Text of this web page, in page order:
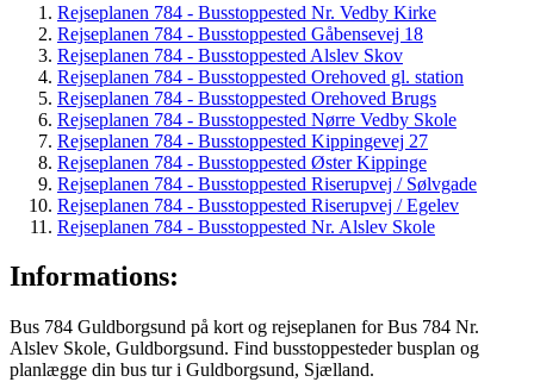
Rejseplanen 784 - Busstoppested Nr. Vedby Kirke
Rejseplanen 784 - Busstoppested Gåbensevej 18
Rejseplanen 784 - Busstoppested Alslev Skov
Rejseplanen 784 - Busstoppested Orehoved gl. station
Rejseplanen 784 - Busstoppested Orehoved Brugs
Rejseplanen 784 - Busstoppested Nørre Vedby Skole
Rejseplanen 784 - Busstoppested Kippingevej 27
Rejseplanen 784 - Busstoppested Øster Kippinge
Rejseplanen 784 - Busstoppested Riserupvej / Sølvgade
Rejseplanen 784 - Busstoppested Riserupvej / Egelev
Rejseplanen 784 - Busstoppested Nr. Alslev Skole
Informations:
Bus 784 Guldborgsund på kort og rejseplanen for Bus 784 Nr.
Alslev Skole, Guldborgsund. Find busstoppesteder busplan og
planlægge din bus tur i Guldborgsund, Sjælland.